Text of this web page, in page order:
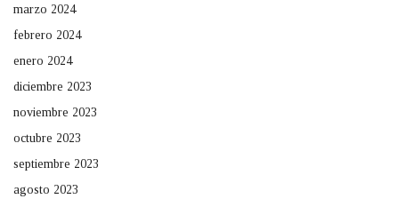
marzo 2024
febrero 2024
enero 2024
diciembre 2023
noviembre 2023
octubre 2023
septiembre 2023
agosto 2023